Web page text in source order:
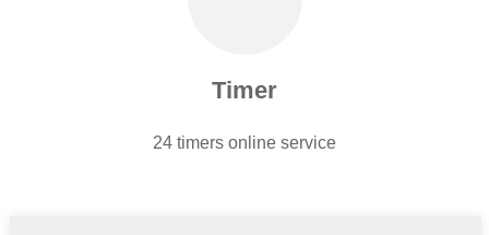
Timer
24 timers online service